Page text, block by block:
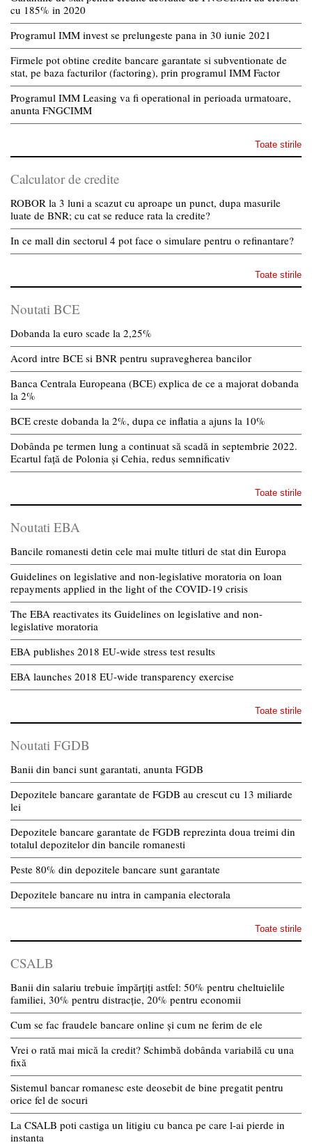
cu 185% in 2020
Programul IMM invest se prelungeste pana in 30 iunie 2021
Firmele pot obtine credite bancare garantate si subventionate de
stat, pe baza facturilor (factoring), prin programul IMM Factor
Programul IMM Leasing va fi operational in perioada urmatoare,
anunta FNGCIMM
Toate stirile
Calculator de credite
ROBOR la 3 luni a scazut cu aproape un punct, dupa masurile
luate de BNR; cu cat se reduce rata la credite?
In ce mall din sectorul 4 pot face o simulare pentru o refinantare?
Toate stirile
Noutati BCE
Dobanda la euro scade la 2,25%
Acord intre BCE si BNR pentru supravegherea bancilor
Banca Centrala Europeana (BCE) explica de ce a majorat dobanda
la 2%
BCE creste dobanda la 2%, dupa ce inflatia a ajuns la 10%
Dobânda pe termen lung a continuat să scadă in septembrie 2022.
Ecartul față de Polonia și Cehia, redus semnificativ
Toate stirile
Noutati EBA
Bancile romanesti detin cele mai multe titluri de stat din Europa
Guidelines on legislative and non-legislative moratoria on loan
repayments applied in the light of the COVID-19 crisis
The EBA reactivates its Guidelines on legislative and non-
legislative moratoria
EBA publishes 2018 EU-wide stress test results
EBA launches 2018 EU-wide transparency exercise
Toate stirile
Noutati FGDB
Banii din banci sunt garantati, anunta FGDB
Depozitele bancare garantate de FGDB au crescut cu 13 miliarde
lei
Depozitele bancare garantate de FGDB reprezinta doua treimi din
totalul depozitelor din bancile romanesti
Peste 80% din depozitele bancare sunt garantate
Depozitele bancare nu intra in campania electorala
Toate stirile
CSALB
Banii din salariu trebuie împărțiți astfel: 50% pentru cheltuielile
familiei, 30% pentru distracție, 20% pentru economii
Cum se fac fraudele bancare online și cum ne ferim de ele
Vrei o rată mai mică la credit? Schimbă dobânda variabilă cu una
fixă
Sistemul bancar romanesc este deosebit de bine pregatit pentru
orice fel de socuri
La CSALB poti castiga un litigiu cu banca pe care l-ai pierde in
instanta